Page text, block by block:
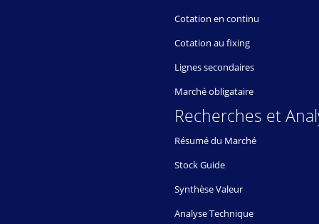
Cotation en continu
Cotation au fixing
Lignes secondaires
Marché obligataire
Recherches et
Résumé du Marché
Stock Guide
Synthèse Valeur
Analyse Technique